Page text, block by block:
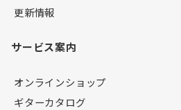
更新情報
サービス案内
オンラインショップ
ギターカタログ